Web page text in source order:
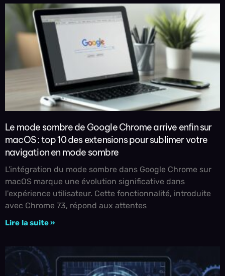
Le mode sombre de Google Chrome arrive enfin sur
macOS : top 10 des extensions pour sublimer votre
navigation en mode sombre
L'intégration du mode sombre dans Google Chrome sur
macOS marque une évolution significative dans
l'expérience utilisateur. Cette fonctionnalité, introduite
avec Chrome 73, répond aux attentes
Lire la suite »